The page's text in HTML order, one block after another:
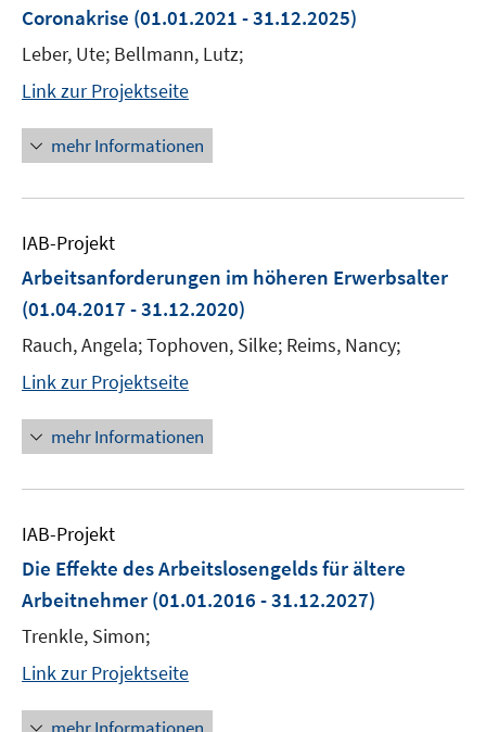
Coronakrise (01.01.2021 - 31.12.2025)
Leber, Ute; Bellmann, Lutz;
Link zur Projektseite
mehr Informationen
IAB-Projekt
Arbeitsanforderungen im höheren Erwerbsalter
(01.04.2017 - 31.12.2020)
Rauch, Angela; Tophoven, Silke; Reims, Nancy;
Link zur Projektseite
mehr Informationen
IAB-Projekt
Die Effekte des Arbeitslosengelds für ältere
Arbeitnehmer (01.01.2016 - 31.12.2027)
Trenkle, Simon;
Link zur Projektseite